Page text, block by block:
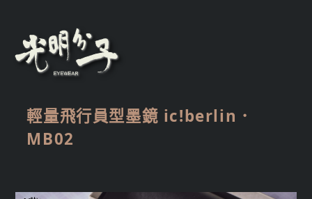
輕量飛行員型墨鏡 ic!berlin．
MB02